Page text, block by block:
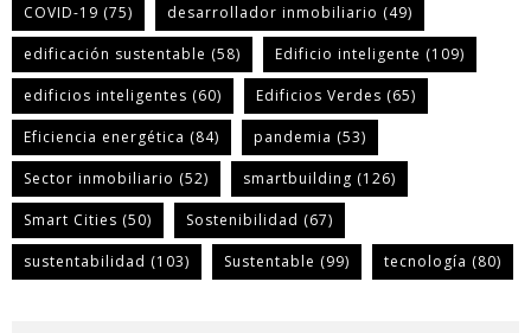
COVID-19 (75) desarrollador inmobiliario (49)
edificación sustentable (58) Edificio inteligente (109)
edificios inteligentes (60) Edificios Verdes (65)
Eficiencia energética (84) pandemia (53)
Sector inmobiliario (52) smartbuilding (126)
Smart Cities (50) Sostenibilidad (67)
sustentabilidad (103) Sustentable (99) tecnología (80)